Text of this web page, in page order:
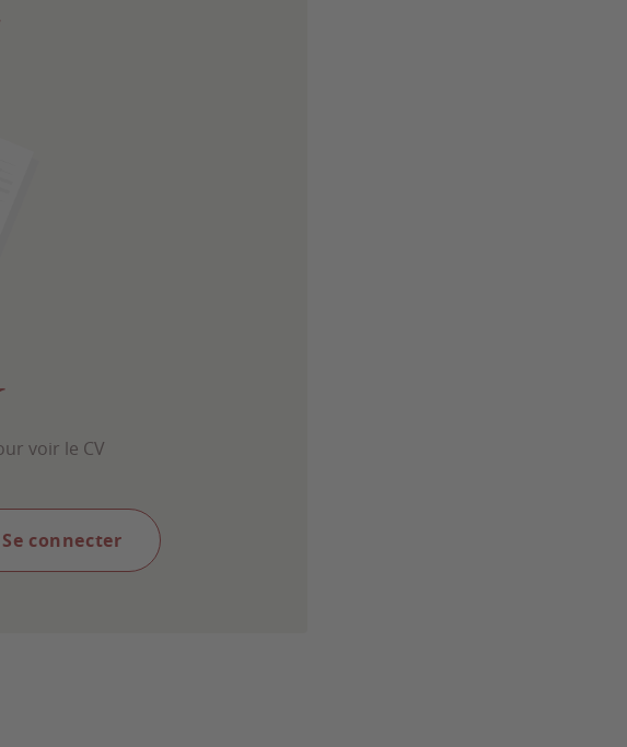
voir le CV
Se connecter